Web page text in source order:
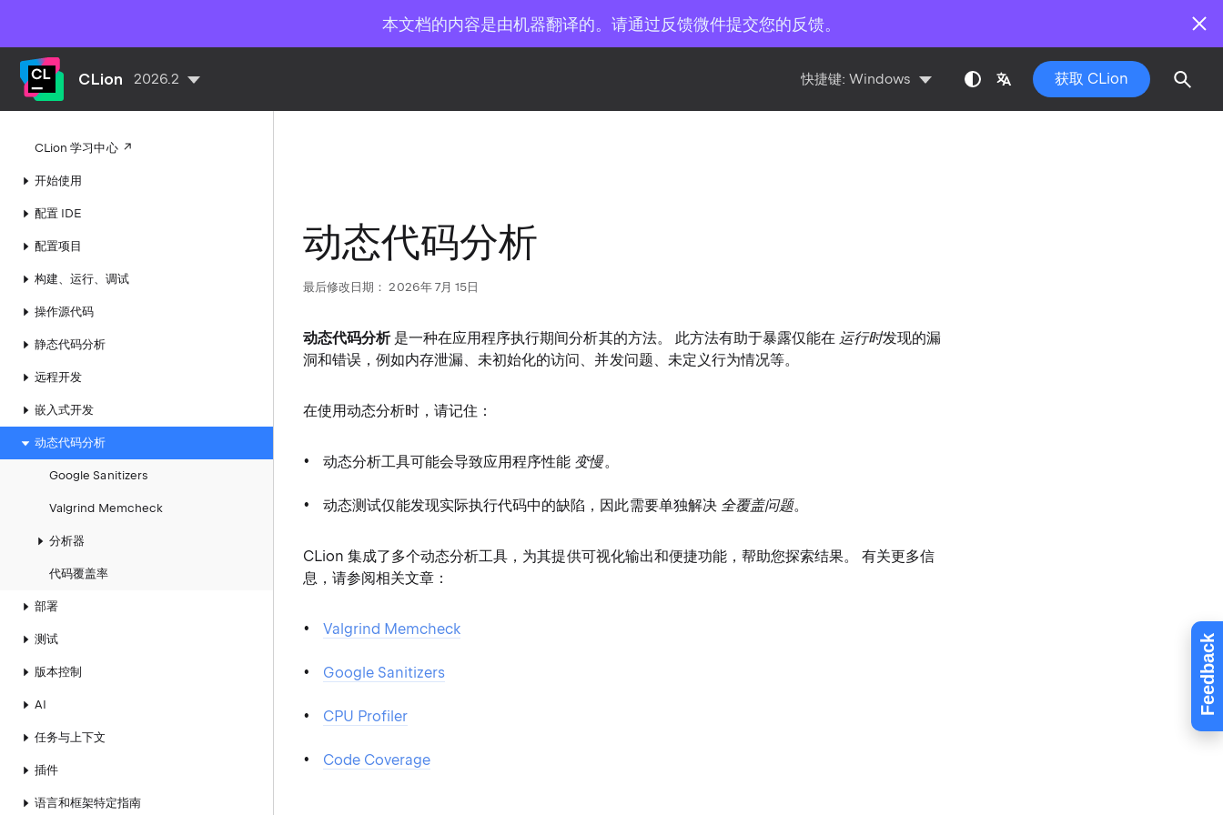
本文档的内容是由机器翻译的。请通过反馈微件提交您的反馈。
Feedback
CLion 2026.2 快捷键: Windows 获取 CLion
CLion 学习中心
开始使用
配置 IDE
配置项目
构建、运行、调试
操作源代码
静态代码分析
远程开发
嵌入式开发
动态代码分析
Google Sanitizers
Valgrind Memcheck
分析器
代码覆盖率
部署
测试
版本控制
AI
任务与上下文
插件
语言和框架特定指南
动态代码分析
最后修改日期： 2026年 7月 15日
动态代码分析是一种在应用程序执行期间分析其的方法。 此方法有助于暴露仅能在 运行时发现的漏
洞和错误，例如内存泄漏、未初始化的访问、并发问题、未定义行为情况等。
在使用动态分析时，请记住：
动态分析工具可能会导致应用程序性能 变慢。
动态测试仅能发现实际执行代码中的缺陷，因此需要单独解决 全覆盖问题。
CLion 集成了多个动态分析工具，为其提供可视化输出和便捷功能，帮助您探索结果。 有关更多信
息，请参阅相关文章：
Valgrind Memcheck
Google Sanitizers
CPU Profiler
Code Coverage